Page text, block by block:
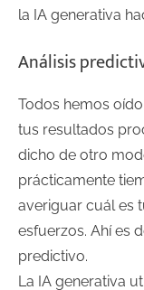
la IA generativa
Análisis
Todos hemos
tus resultados
dicho de otro
prácticamente
averiguar cuál es
esfuerzos. Ahí es
predictivo.
La IA generativa